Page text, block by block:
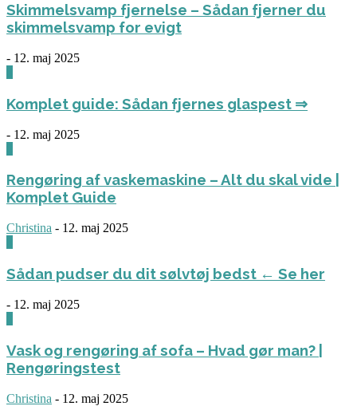
Skimmelsvamp fjernelse – Sådan fjerner du
skimmelsvamp for evigt
- 12. maj 2025
Komplet guide: Sådan fjernes glaspest ⇒
- 12. maj 2025
Rengøring af vaskemaskine – Alt du skal vide |
Komplet Guide
Christina - 12. maj 2025
Sådan pudser du dit sølvtøj bedst ← Se her
- 12. maj 2025
Vask og rengøring af sofa – Hvad gør man? |
Rengøringstest
Christina - 12. maj 2025